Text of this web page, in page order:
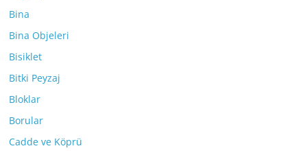
Bina
Bina Objeleri
Bisiklet
Bitki Peyzaj
Bloklar
Borular
Cadde ve Köprü